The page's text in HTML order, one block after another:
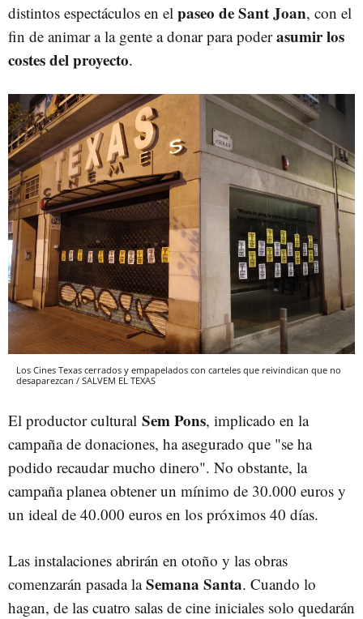
distintos espectáculos en el paseo de Sant Joan, con el
fin de animar a la gente a donar para poderasumir los
costes del proyecto.
Los Cines Texas cerrados y empapelados con carteles que reivindican que no
desaparezcan / SALVEM EL TEXAS
El productor cultural Sem Pons, implicado en la
campaña de donaciones, ha asegurado que "se ha
podido recaudar mucho dinero". No obstante, la
campaña planea obtener un mínimo de 30.000 euros y
un ideal de 40.000 euros en los próximos 40 días.
Las instalaciones abrirán en otoño y las obras
comenzarán pasada laSemana Santa. Cuando lo
hagan, de las cuatro salas de cine iniciales solo quedarán